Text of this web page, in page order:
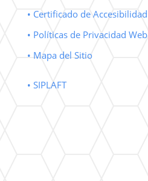
• Certificado de Accesibilidad
• Políticas de Privacidad Web
• Mapa del Sitio
• SIPLAFT